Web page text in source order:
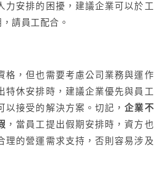
力安排的困擾，建議企業可以於工
請員工配合。
格，但也需要考慮公司業務與運作
特休安排時，建議企業優先與員工
以接受的解決方案。切記，企業不
，當員工提出假期安排時，資方也
理的營運需求支持，否則容易涉及